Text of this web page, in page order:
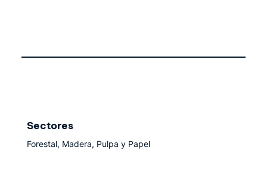
Sectores
Forestal, Madera, Pulpa y Papel